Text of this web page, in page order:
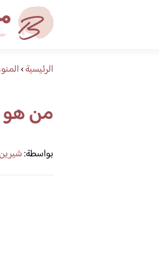
الرئيسية›
من هو
بواسطة: